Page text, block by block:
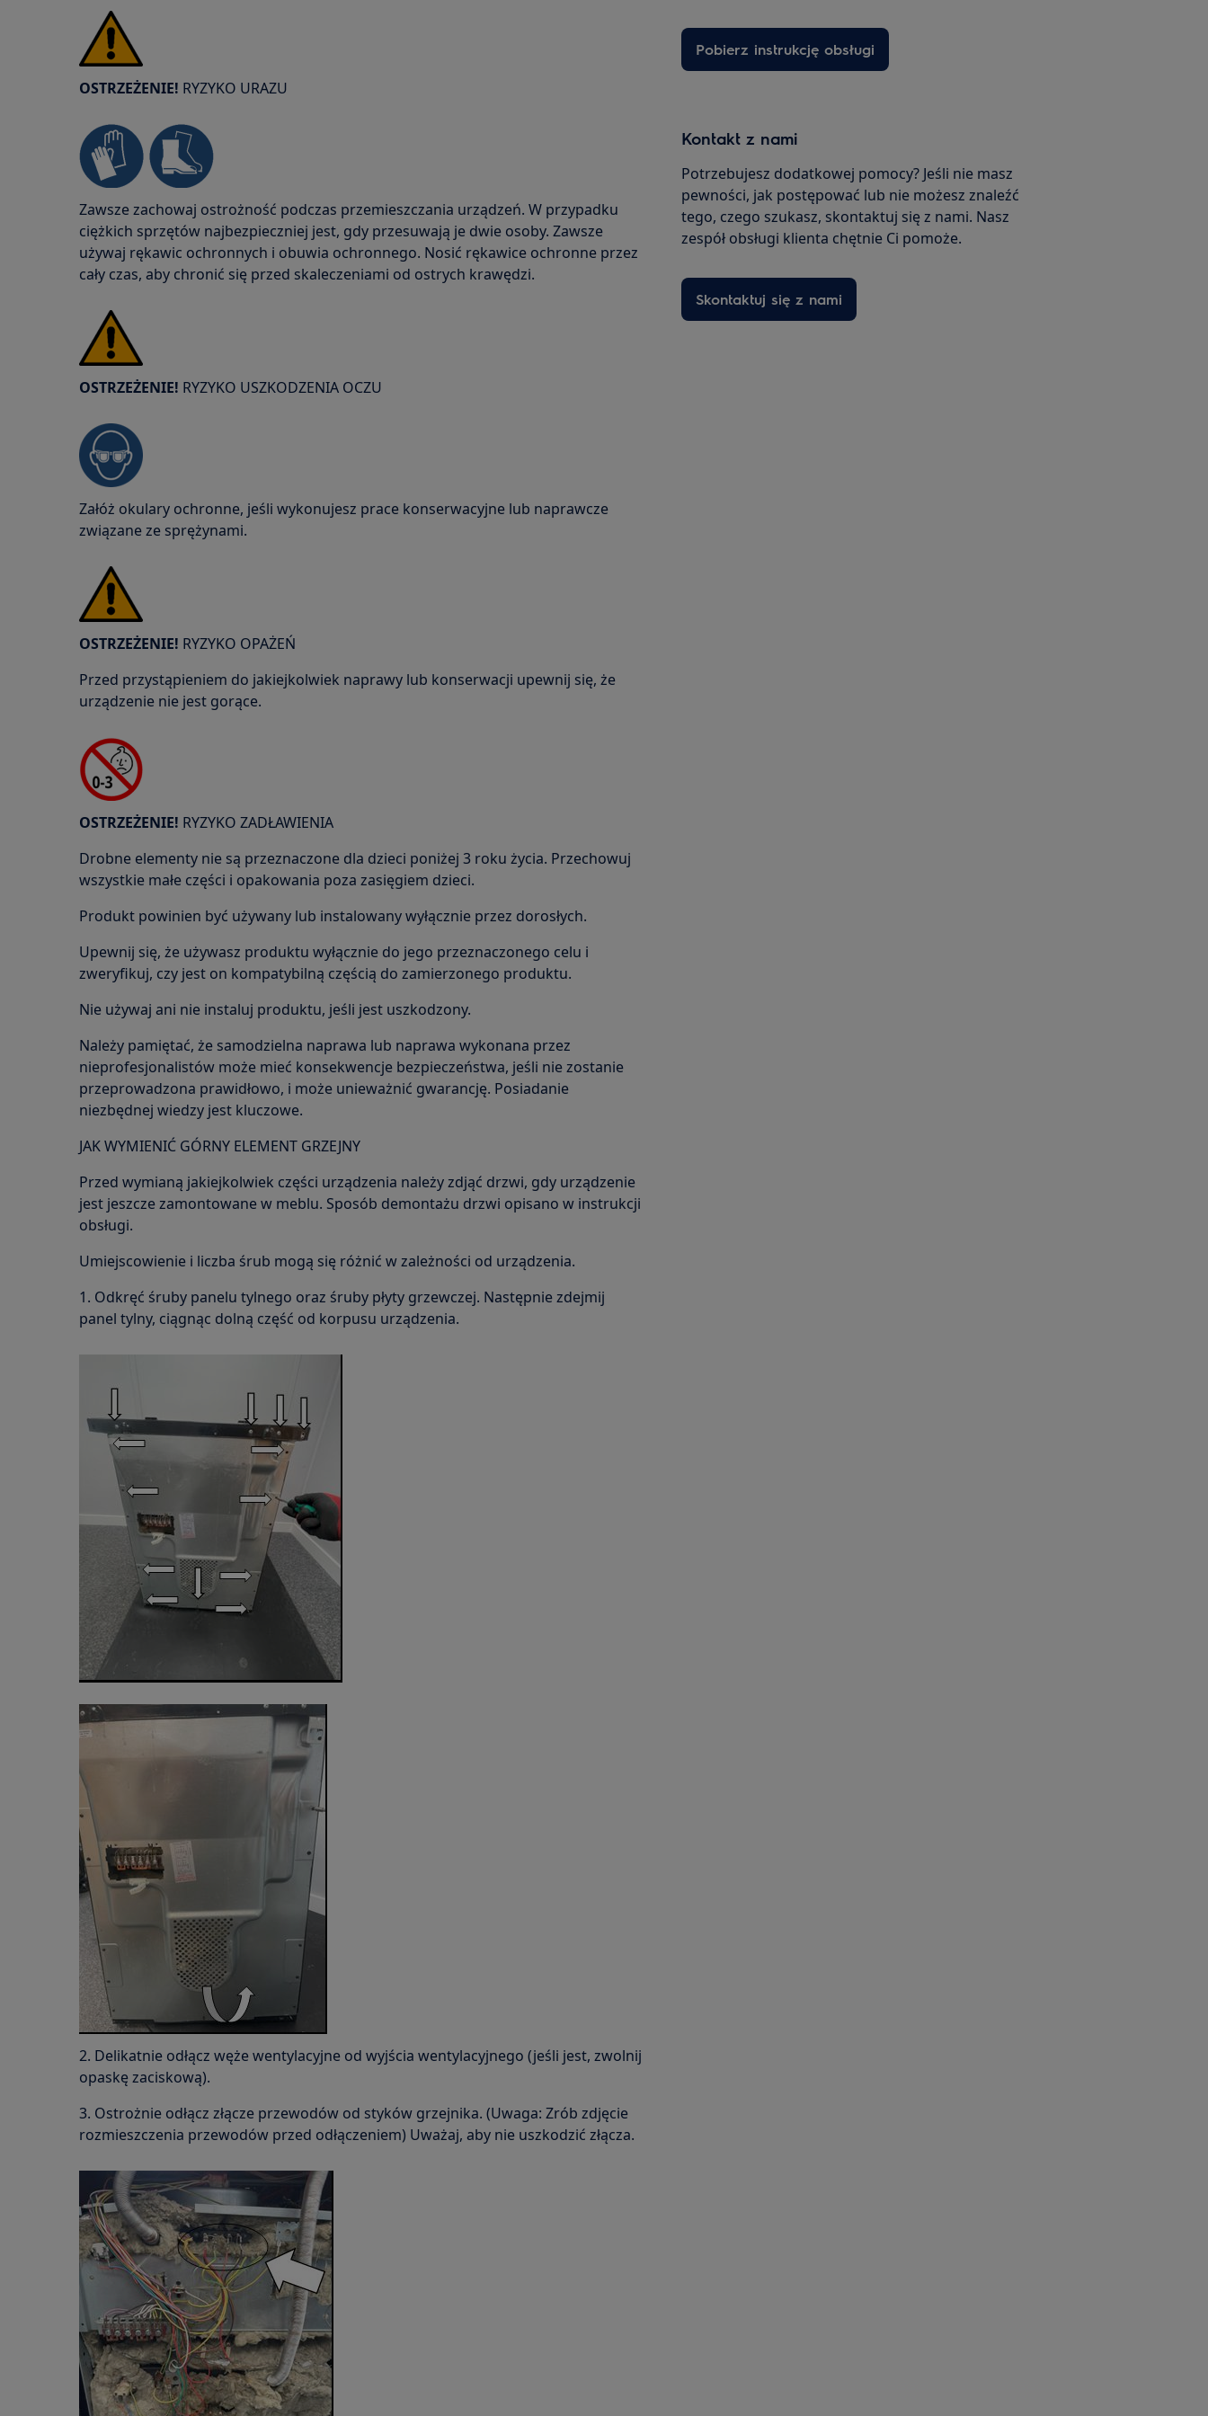
OSTRZEŻENIE! RYZYKO URAZU
Zawsze zachowaj ostrożność podczas przemieszczania urządzeń. W przypadku
ciężkich sprzętów najbezpieczniej jest, gdy przesuwają je dwie osoby. Zawsze
używaj rękawic ochronnych i obuwia ochronnego. Nosić rękawice ochronne przez
cały czas, aby chronić się przed skaleczeniami od ostrych krawędzi.
OSTRZEŻENIE! RYZYKO USZKODZENIA OCZU
Załóż okulary ochronne, jeśli wykonujesz prace konserwacyjne lub naprawcze
związane ze sprężynami.
OSTRZEŻENIE! RYZYKO OPAŻEŃ
Przed przystąpieniem do jakiejkolwiek naprawy lub konserwacji upewnij się, że
urządzenie nie jest gorące.
OSTRZEŻENIE! RYZYKO ZADŁAWIENIA
Drobne elementy nie są przeznaczone dla dzieci poniżej 3 roku życia. Przechowuj
wszystkie małe części i opakowania poza zasięgiem dzieci.
Produkt powinien być używany lub instalowany wyłącznie przez dorosłych.
Upewnij się, że używasz produktu wyłącznie do jego przeznaczonego celu i
zweryfikuj, czy jest on kompatybilną częścią do zamierzonego produktu.
Nie używaj ani nie instaluj produktu, jeśli jest uszkodzony.
Należy pamiętać, że samodzielna naprawa lub naprawa wykonana przez
nieprofesjonalistów może mieć konsekwencje bezpieczeństwa, jeśli nie zostanie
przeprowadzona prawidłowo, i może unieważnić gwarancję. Posiadanie
niezbędnej wiedzy jest kluczowe.
JAK WYMIENIĆ GÓRNY ELEMENT GRZEJNY
Przed wymianą jakiejkolwiek części urządzenia należy zdjąć drzwi, gdy urządzenie
jest jeszcze zamontowane w meblu. Sposób demontażu drzwi opisano w instrukcji
obsługi.
Umiejscowienie i liczba śrub mogą się różnić w zależności od urządzenia.
1. Odkręć śruby panelu tylnego oraz śruby płyty grzewczej. Następnie zdejmij
panel tylny, ciągnąc dolną część od korpusu urządzenia.
2. Delikatnie odłącz węże wentylacyjne od wyjścia wentylacyjnego (jeśli jest, zwolnij
opaskę zaciskową).
3. Ostrożnie odłącz złącze przewodów od styków grzejnika. (Uwaga: Zrób zdjęcie
rozmieszczenia przewodów przed odłączeniem) Uważaj, aby nie uszkodzić złącza.
Pobierz instrukcję obsługi
Kontakt z nami
Potrzebujesz dodatkowej pomocy? Jeśli nie masz
pewności, jak postępować lub nie możesz znaleźć
tego, czego szukasz, skontaktuj się z nami. Nasz
zespół obsługi klienta chętnie Ci pomoże.
Skontaktuj się z nami